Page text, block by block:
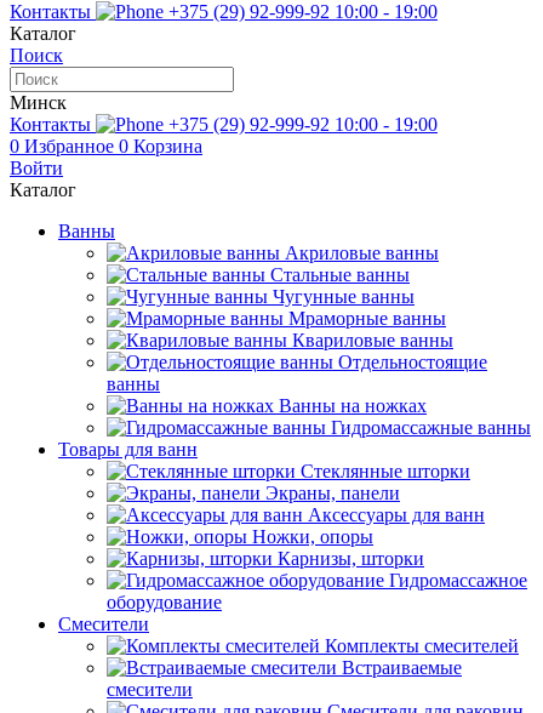
Контакты +375 (29) 92-999-92 10:00 - 19:00
Каталог
Поиск
Минск
Контакты
+375 (29) 92-999-92 10:00 - 19:00
0 Избранное 0 Корзина
Войти
Каталог
Ванны
Акриловые ванны
Стальные ванны
Чугунные ванны
Мраморные ванны
Квариловые ванны
Отдельностоящие
ванны
Ванны на ножках
Гидромассажные ванны
Товары для ванн
Стеклянные шторки
Экраны, панели
Аксессуары для ванн
Ножки, опоры
Карнизы, шторки
Гидромассажное
оборудование
Смесители
Комплекты смесителей
Встраиваемые
смесители